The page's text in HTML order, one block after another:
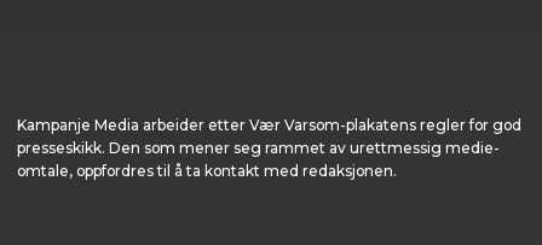
Kampanje Media arbeider etter Vær Varsom-plakatens regler for god
presseskikk. Den som mener seg rammet av urettmessig medie­
omtale, oppfordres til å ta kontakt med redaksjonen.